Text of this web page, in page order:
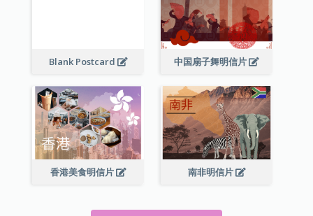
Blank Postcard 中国扇子舞明信片
香港美食明信片 南非明信片